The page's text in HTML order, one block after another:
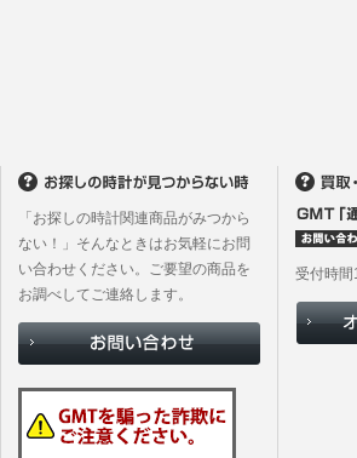
「お探しの時計関連商品がみつから
ない！」そんなときはお気軽にお問
い合わせください。ご要望の商品を
お調べしてご連絡します。
受付時